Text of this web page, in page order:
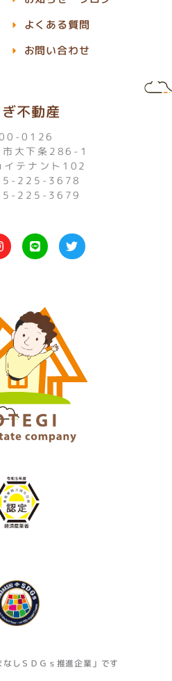
不動産
0126
市大下条286-1
イテナント102
225-3678
225-3679
L
i
n
T
w
i
しＳＤＧｓ推進企業」です
よくある質問
お問い合わせ